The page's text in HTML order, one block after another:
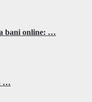
bani online: …
…